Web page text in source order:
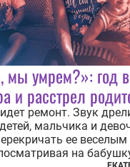
мы умрем?»: год
и расстрел
ремонт. Звук
мальчика и
ее веселым
на